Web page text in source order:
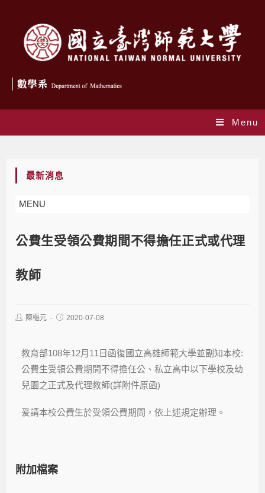
Menu
最新消息
MENU
公費生受領公費期間不得擔任正式或代理
教師
陳樞元 2020-07-08
教育部108年12月11日函復國立高雄師範大學並副知本校:
公費生受領公費期間不得擔任公、私立高中以下學校及幼
兒園之正式及代理教師(詳附件原函)
爰請本校公費生於受領公費期間，依上述規定辦理。
附加檔案